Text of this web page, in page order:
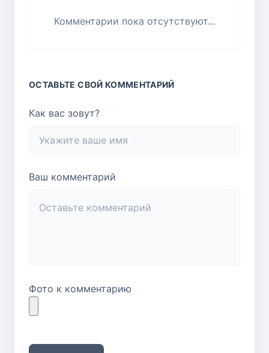
Комментарии пока отсутствуют...
ОСТАВЬТЕ СВОЙ КОММЕНТАРИЙ
Как вас зовут?
Ваш комментарий
Фото к комментарию